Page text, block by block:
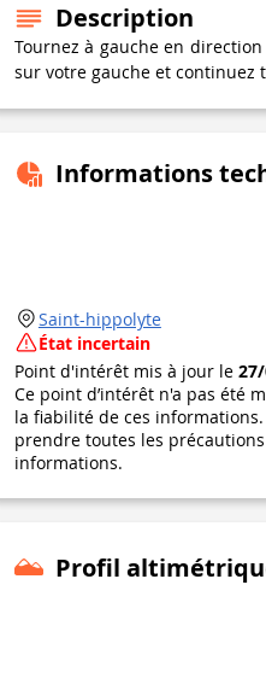
Description
Tournez à gauche en
sur votre gauche et continuez
Informations
Saint-hippolyte
État incertain
Point d'intérêt mis à jour le
Ce point d’intérêt n'a pas été
la fiabilité de ces
prendre toutes les
informations.
Profil